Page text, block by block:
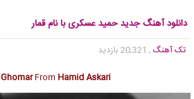
دانلود آهنگ جدید حمید عسکری با نام قمار
تک آهنگ , 20,321 بازدید
GhomarFrom Hamid Askari